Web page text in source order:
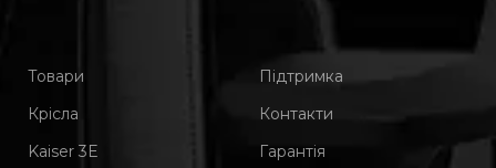
Товари
Крісла
Kaiser 3Е
Підтримка
Контакти
Гарантія